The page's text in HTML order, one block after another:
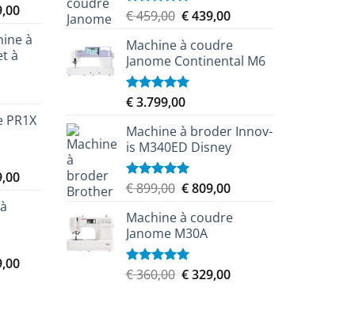
Le
actuel
€ 8.349,00.
à
à
Le
€ 5.579,00.
Le
Note5.00
€459,00 Le
initial
était :
€ 459,00.
€439,00Le
actuel
est :
Machine à coudre
Janome Continental M6
Note5.00
€3.799,00
Machine à broder Innov-
is M340ED Disney
Note5.00
€899,00 Le
initial
était :
€ 899,00.
€809,00Le
actuel
Machine à coudre
Janome M30A
Note5.00
€360,00 Le
€329,00Le